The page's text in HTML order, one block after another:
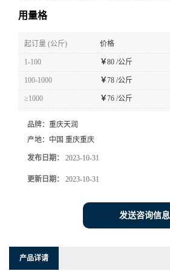
用量格
起订量 (公斤) 价格
1-100 ￥80 /公斤
100-1000 ￥78 /公斤
≥1000 ￥76 /公斤
品牌： 重庆天润
产地： 中国 重庆重庆
发布日期： 2023-10-31
更新日期： 2023-10-31
发送咨询信息
产品详请